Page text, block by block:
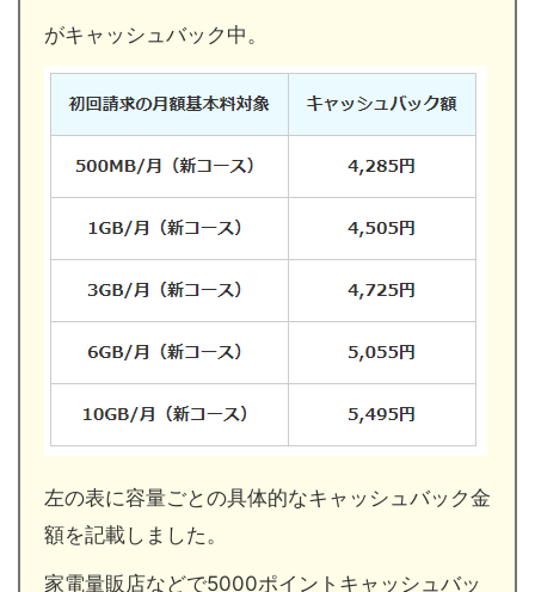
がキャッシュバック中。
左の表に容量ごとの具体的なキャッシュバック金
額を記載しました。
家電量販店などで5000ポイントキャッシュバッ